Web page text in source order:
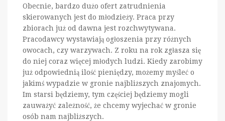
Obecnie, bardzo dużo ofert zatrudnienia
skierowanych jest do młodzieży. Praca przy
zbiorach już od dawna jest rozchwytywana.
Pracodawcy wystawiają ogłoszenia przy różnych
owocach, czy warzywach. Z roku na rok zgłasza się
do niej coraz więcej młodych ludzi. Kiedy zarobimy
już odpowiednią ilość pieniędzy, możemy myśleć o
jakimś wypadzie w gronie najbliższych znajomych.
Im starsi będziemy, tym częściej będziemy mogli
zauważyć zależność, że chcemy wyjechać w gronie
osób nam najbliższych.